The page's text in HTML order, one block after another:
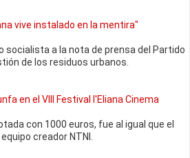
vive instalado en la mentira"
socialista a la nota de prensa del Partido
de los residuos urbanos.
en el VIII Festival l'Eliana Cinema
con 1000 euros, fue al igual que el
creador NTNI.